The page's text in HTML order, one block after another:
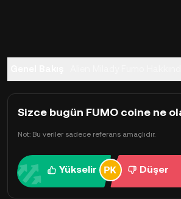
Sizce bugün FUMO coine ne
Not: Bu veriler sadece referans amaçlıdır.
Yükselir Düşer